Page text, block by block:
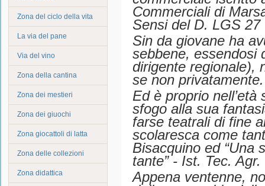
Zona del ciclo della vita
La via del pane
Via del vino
Zona della cantina
Zona dei mestieri
Zona dei giuochi
Zona giocattoli di latta
Zona delle collezioni
Zona didattica
Commerciali di
Sensi del D. LGS
Sin da giovane ha
sebbene, essendosi
dirigente regionale),
se non privatamente.
Ed è proprio
sfogo alla sua
farse teatrali di fine
scolaresca come
Bisacquino ed “Una
tante” - Ist. Tec.
Appena ventenne,